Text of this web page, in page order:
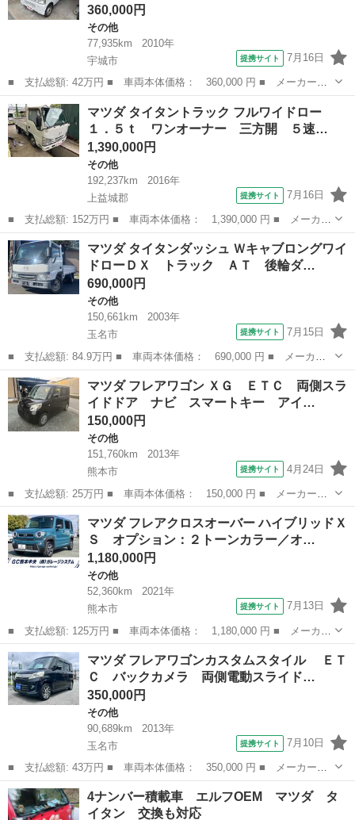
360,000円
その他
77,935km
2010年
宇城市
提携サイト 7月16日
■ 支払総額: 42万円 ■ 車両本体価格： 360,000 円 ■ メーカー
名： マツダ ■ 車種名： スクラムトラック ■ グレード名：
５速マニュアル エアコン パワステ ３方開 ２ＷＤ 荷台マッ
ト あおりカバー ...
熊本 宇城市 その他
マツダ タイタントラック フルワイドロー
１．５ｔ ワンオーナー 三方開 ５速…
1,390,000円
その他
192,237km
2016年
上益城郡
提携サイト 7月16日
■ 支払総額: 152万円 ■ 車両本体価格： 1,390,000 円 ■ メーカー
名： マツダ ■ 車種名： タイタントラック ■ グレード名： フ
ルワイドロー １．５ｔ ワンオーナー 三方開 ５速マニュアル
後輪ダブル...
熊本 上益城郡 その他
マツダ タイタンダッシュ Ｗキャブロングワイ
ドローＤＸ トラック ＡＴ 後輪ダ…
690,000円
その他
150,661km
2003年
玉名市
提携サイト 7月15日
■ 支払総額: 84.9万円 ■ 車両本体価格： 690,000 円 ■ メーカー
名： マツダ ■ 車種名： タイタンダッシュ ■ グレード名： Ｗ
キャブロングワイドローＤＸ トラック ＡＴ 後輪ダブル エアコ
ン パワーウ...
熊本 玉名市 その他
マツダ フレアワゴン ＸＧ ＥＴＣ 両側スラ
イドドア ナビ スマートキー アイ…
150,000円
その他
151,760km
2013年
熊本市
提携サイト 4月24日
■ 支払総額: 25万円 ■ 車両本体価格： 150,000 円 ■ メーカー
名： マツダ ■ 車種名： フレアワゴン ■ グレード名： ＸＧ
ＥＴＣ 両側スライドドア ナビ スマートキー アイドリングスト
ップ ベンチシー...
熊本 熊本市 その他
マツダ フレアクロスオーバー ハイブリッドＸ
Ｓ オプション：２トーンカラー／オ…
1,180,000円
その他
52,360km
2021年
熊本市
提携サイト 7月13日
■ 支払総額: 125万円 ■ 車両本体価格： 1,180,000 円 ■ メーカー
名： マツダ ■ 車種名： フレアクロスオーバー ■ グレード
名： ハイブリッドＸＳ オプション：２トーンカラー／オプショ
ン：ブルーインパ...
熊本 熊本市 その他
マツダ フレアワゴンカスタムスタイル ＥＴ
Ｃ バックカメラ 両側電動スライド…
350,000円
その他
90,689km
2013年
玉名市
提携サイト 7月10日
■ 支払総額: 43万円 ■ 車両本体価格： 350,000 円 ■ メーカー
名： マツダ ■ 車種名： フレアワゴンカスタムスタイル ■ グレ
ード名： ＥＴＣ バックカメラ 両側電動スライドドア オート
ライト スマート...
熊本 玉名市 その他
4ナンバー積載車 エルフOEM マツダ タ
イタン 交換も対応